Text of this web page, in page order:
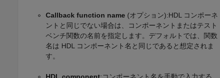
Callback function name (オプション):HDL コンポーネ
ントと同じでない場合は、コンポーネントまたはテスト
ベンチ関数の名前を指定します。デフォルトでは、関数
名は HDL コンポーネント名と同じであると想定されま
す。